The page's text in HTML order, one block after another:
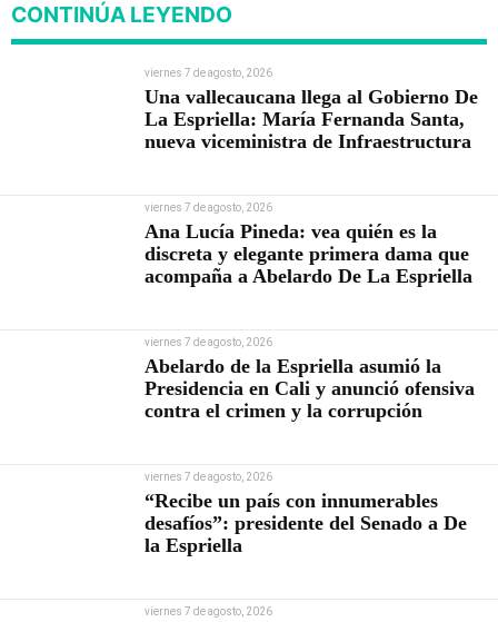
CONTINÚA LEYENDO
viernes 7 de agosto, 2026
Una vallecaucana llega al Gobierno De
La Espriella: María Fernanda Santa,
nueva viceministra de Infraestructura
viernes 7 de agosto, 2026
Ana Lucía Pineda: vea quién es la
discreta y elegante primera dama que
acompaña a Abelardo De La Espriella
viernes 7 de agosto, 2026
Abelardo de la Espriella asumió la
Presidencia en Cali y anunció ofensiva
contra el crimen y la corrupción
viernes 7 de agosto, 2026
“Recibe un país con innumerables
desafíos”: presidente del Senado a De
la Espriella
viernes 7 de agosto, 2026